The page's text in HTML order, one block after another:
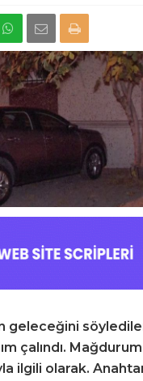
geleceğini
çalındı.
ilgili olarak.